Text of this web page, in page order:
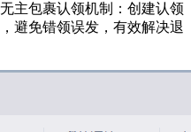
主包裹认领机制：创建认领
避免错领误发，有效解决退